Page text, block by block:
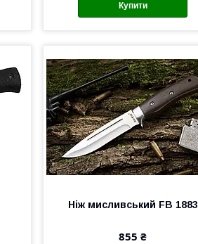
Купити
Ніж мисливський FB 1883
855 ₴